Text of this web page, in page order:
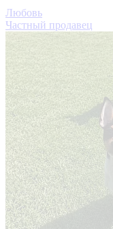
Любовь
Частный продавец